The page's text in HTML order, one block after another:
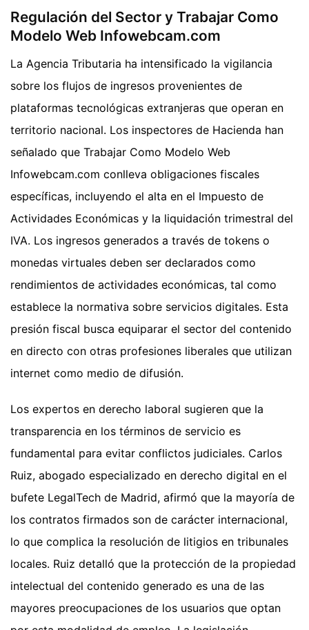
Regulación del Sector y Trabajar Como
Modelo Web Infowebcam.com
La Agencia Tributaria ha intensificado la vigilancia
sobre los flujos de ingresos provenientes de
plataformas tecnológicas extranjeras que operan en
territorio nacional. Los inspectores de Hacienda han
señalado que Trabajar Como Modelo Web
Infowebcam.com conlleva obligaciones fiscales
específicas, incluyendo el alta en el Impuesto de
Actividades Económicas y la liquidación trimestral del
IVA. Los ingresos generados a través de tokens o
monedas virtuales deben ser declarados como
rendimientos de actividades económicas, tal como
establece la normativa sobre servicios digitales. Esta
presión fiscal busca equiparar el sector del contenido
en directo con otras profesiones liberales que utilizan
internet como medio de difusión.
Los expertos en derecho laboral sugieren que la
transparencia en los términos de servicio es
fundamental para evitar conflictos judiciales. Carlos
Ruiz, abogado especializado en derecho digital en el
bufete LegalTech de Madrid, afirmó que la mayoría de
los contratos firmados son de carácter internacional,
lo que complica la resolución de litigios en tribunales
locales. Ruiz detalló que la protección de la propiedad
intelectual del contenido generado es una de las
mayores preocupaciones de los usuarios que optan